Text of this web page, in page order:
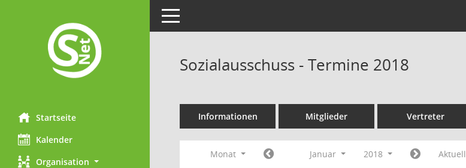
Startseite
Kalender
Organisation
Toggle navigation
Sozialausschuss - Termine 2018
Informationen Mitglieder Vertreter
Monat Januar 2018 Aktuell